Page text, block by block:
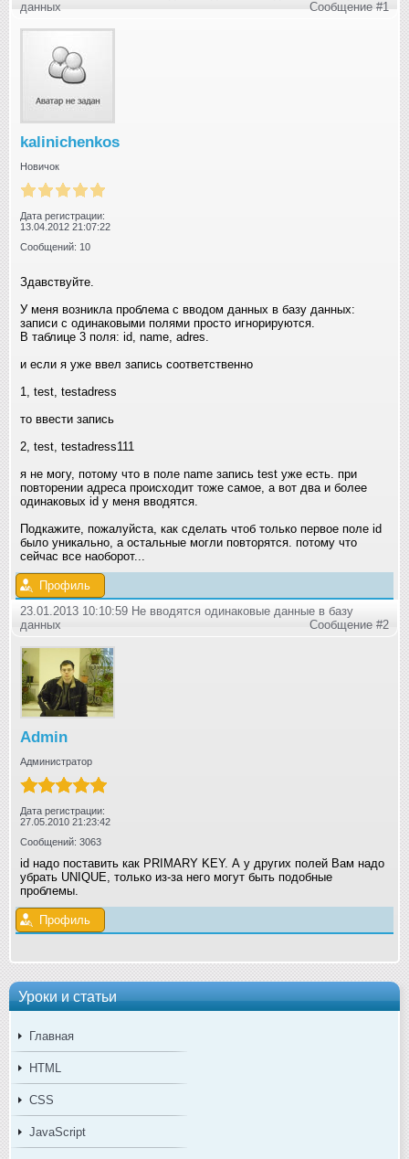
Уроки и статьи
Главная
HTML
CSS
JavaScript
данных
Сообщение #1
kalinichenkos
Новичок
Дата регистрации:
13.04.2012 21:07:22
Сообщений: 10
Здавствуйте.
У меня возникла проблема с вводом данных в базу данных:
записи с одинаковыми полями просто игнорируются.
В таблице 3 поля: id, name, adres.
и если я уже ввел запись соответственно
1, test, testadress
то ввести запись
2, test, testadress111
я не могу, потому что в поле name запись test уже есть. при
повторении адреса происходит тоже самое, а вот два и более
одинаковых id у меня вводятся.
Подкажите, пожалуйста, как сделать чтоб только первое поле id
было уникально, а остальные могли повторятся. потому что
сейчас все наоборот...
Профиль
23.01.2013 10:10:59 Не вводятся одинаковые данные в базу
данных
Сообщение #2
Admin
Администратор
Дата регистрации:
27.05.2010 21:23:42
Сообщений: 3063
id надо поставить как PRIMARY KEY. А у других полей Вам надо
убрать UNIQUE, только из-за него могут быть подобные
проблемы.
Профиль